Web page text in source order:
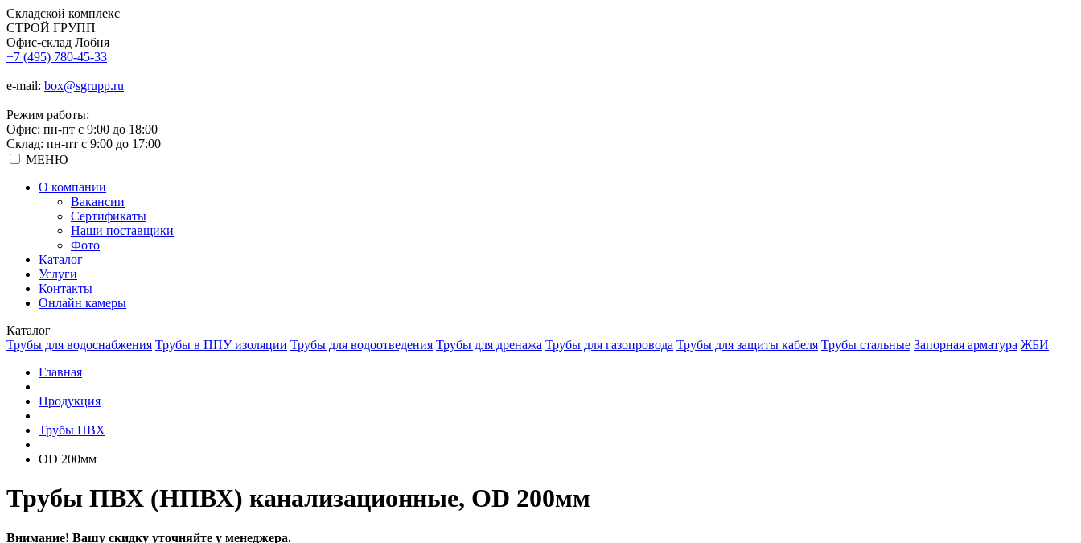
Складской комплекс
СТРОЙ ГРУПП
Офис-склад Лобня
+7 (495) 780-45-33
e-mail: box@sgrupp.ru
Режим работы:
Офис: пн-пт с 9:00 до 18:00
Склад: пн-пт с 9:00 до 17:00
МЕНЮ
О компании
Вакансии
Сертификаты
Наши поставщики
Фото
Каталог
Услуги
Контакты
Онлайн камеры
Каталог
Трубы для водоснабжения Трубы в ППУ изоляции Трубы для водоотведения Трубы для дренажа Трубы для газопровода Трубы для защиты кабеля Трубы стальные Запорная арматура ЖБИ
Главная
|
Продукция
|
Трубы ПВХ
|
OD 200мм
Трубы ПВХ (НПВХ) канализационные, OD 200мм
Внимание! Вашу скидку уточняйте у менеджера.